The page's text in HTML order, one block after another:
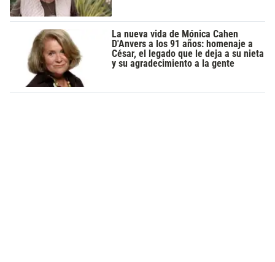
La nueva vida de Mónica Cahen
D'Anvers a los 91 años: homenaje a
César, el legado que le deja a su nieta
y su agradecimiento a la gente